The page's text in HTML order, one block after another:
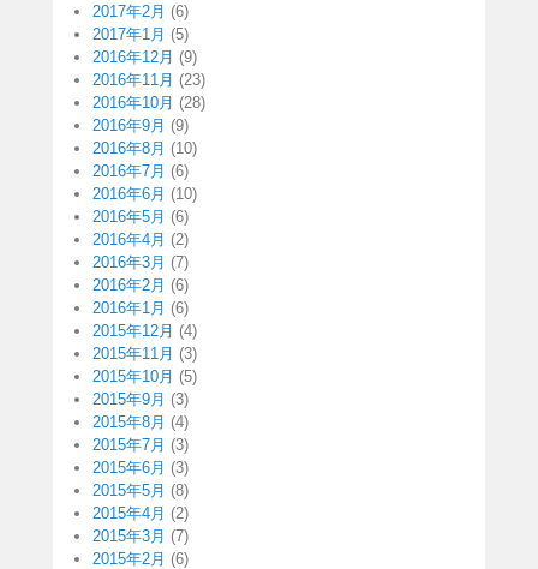
2017年2月 (6)
2017年1月 (5)
2016年12月 (9)
2016年11月 (23)
2016年10月 (28)
2016年9月 (9)
2016年8月 (10)
2016年7月 (6)
2016年6月 (10)
2016年5月 (6)
2016年4月 (2)
2016年3月 (7)
2016年2月 (6)
2016年1月 (6)
2015年12月 (4)
2015年11月 (3)
2015年10月 (5)
2015年9月 (3)
2015年8月 (4)
2015年7月 (3)
2015年6月 (3)
2015年5月 (8)
2015年4月 (2)
2015年3月 (7)
2015年2月 (6)